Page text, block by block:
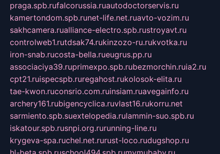
praga.spb.rufalcorussia.ruautodoctorservis.ru
kamertondom.spb.runet-life.net.ruavto-vozim.ru
sakhcamera.rualliance-electro.spb.rustroyavt.ru
controlweb1.rutdsak74.rukinzozo-ru.rukvotka.ru
iron-snab.rucosta-bella.rueugrus.pp.ru
associaciya39.ruprimexpo.spb.rubezmorchin.ruia2.ru
cpt21.ruispecspb.ruregahost.rukolosok-elita.ru
tae-kwon.ruconsrio.com.ruinsiam.ruavegainfo.ru
archery161.rubigencyclica.ruvlast16.rukorru.net
sarmiento.spb.suextelopedia.rulammin-suo.spb.ru
iskatour.spb.rusnpi.org.rurunning-line.ru
krygeva-spa.ruchel.net.rurust-loco.rudugshop.ru